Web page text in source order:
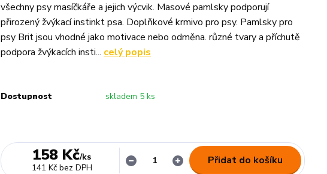
všechny psy masíčkáře a jejich výcvik. Masové pamlsky podporují
přirozený žvýkací instinkt psa. Doplňkové krmivo pro psy. Pamlsky pro
psy Brit jsou vhodné jako motivace nebo odměna. různé tvary a příchutě
podpora žvýkacích insti... celý popis
Dostupnost skladem 5 ks
158 Kč/ks
141 Kč bez DPH
Přidat do košíku